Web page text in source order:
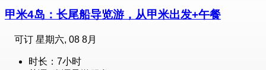
甲米4岛：长尾船导览游，从甲米出发+午餐
可订 星期六, 08 8月
时长：7小时